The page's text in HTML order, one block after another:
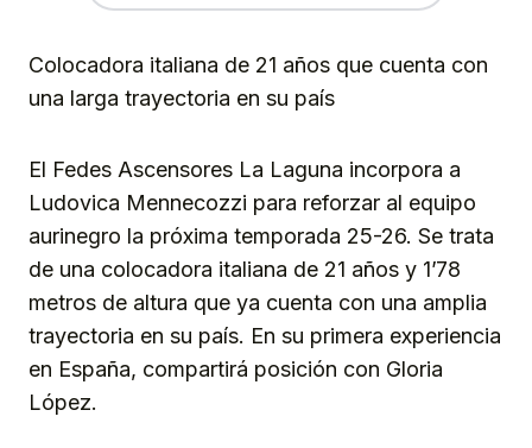
Colocadora italiana de 21 años que cuenta con
una larga trayectoria en su país
El Fedes Ascensores La Laguna incorpora a
Ludovica Mennecozzi para reforzar al equipo
aurinegro la próxima temporada 25-26. Se trata
de una colocadora italiana de 21 años y 1’78
metros de altura que ya cuenta con una amplia
trayectoria en su país. En su primera experiencia
en España, compartirá posición con Gloria
López.